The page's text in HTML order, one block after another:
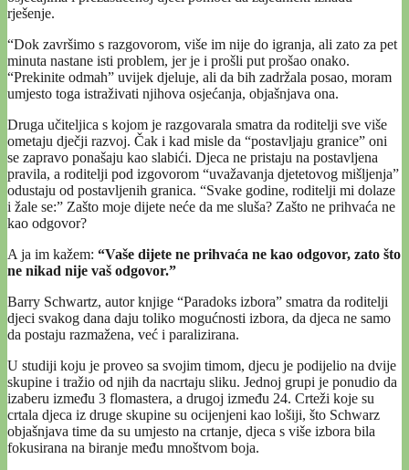
rješenje.
“Dok završimo s razgovorom, više im nije do igranja, ali zato za pet
minuta nastane isti problem, jer je i prošli put prošao onako.
“Prekinite odmah” uvijek djeluje, ali da bih zadržala posao, moram
umjesto toga istraživati njihova osjećanja, objašnjava ona.
Druga učiteljica s kojom je razgovarala smatra da roditelji sve više
ometaju dječji razvoj. Čak i kad misle da “postavljaju granice” oni
se zapravo ponašaju kao slabići. Djeca ne pristaju na postavljena
pravila, a roditelji pod izgovorom “uvažavanja djetetovog mišljenja”
odustaju od postavljenih granica. “Svake godine, roditelji mi dolaze
i žale se:” Zašto moje dijete neće da me sluša? Zašto ne prihvaća ne
kao odgovor?
A ja im kažem: “Vaše dijete ne prihvaća ne kao odgovor, zato što
ne nikad nije vaš odgovor.”
Barry Schwartz, autor knjige “Paradoks izbora” smatra da roditelji
djeci svakog dana daju toliko mogućnosti izbora, da djeca ne samo
da postaju razmažena, već i paralizirana.
U studiji koju je proveo sa svojim timom, djecu je podijelio na dvije
skupine i tražio od njih da nacrtaju sliku. Jednoj grupi je ponudio da
izaberu između 3 flomastera, a drugoj između 24. Crteži koje su
crtala djeca iz druge skupine su ocijenjeni kao lošiji, što Schwarz
objašnjava time da su umjesto na crtanje, djeca s više izbora bila
fokusirana na biranje među mnoštvom boja.